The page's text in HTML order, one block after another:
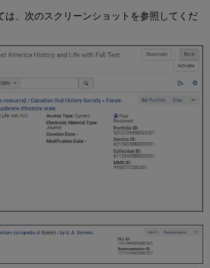
は、次のスクリーンショットを参照してくだ